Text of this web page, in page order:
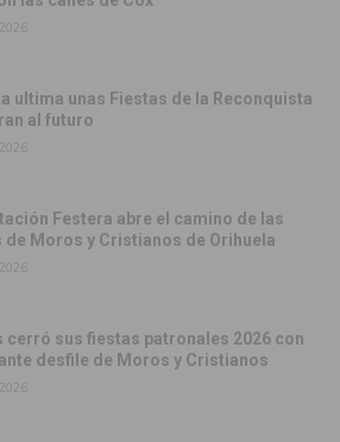
ultima unas Fiestas de la Reconquista
al futuro
Festera abre el camino de las
de Moros y Cristianos de Orihuela
cerró sus fiestas patronales 2026 con
desfile de Moros y Cristianos